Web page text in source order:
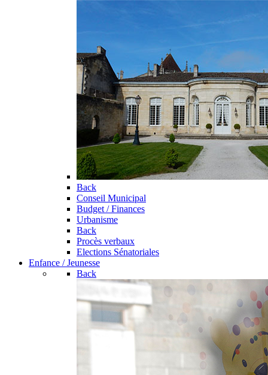
Back
Conseil Municipal
Budget / Finances
Urbanisme
Back
Procès verbaux
Elections Sénatoriales
Enfance / Jeunesse
Back